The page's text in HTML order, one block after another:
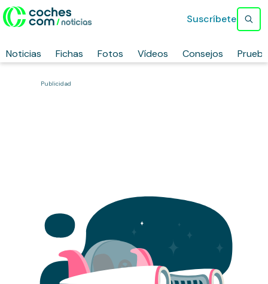
Noticias Fichas Fotos Vídeos Consejos
Suscríbete
Publicidad